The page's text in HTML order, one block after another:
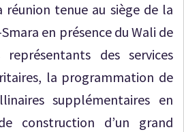
réunion tenue au siège de la
en présence du Wali de
des services
la programmation de
supplémentaires en
construction d’un grand